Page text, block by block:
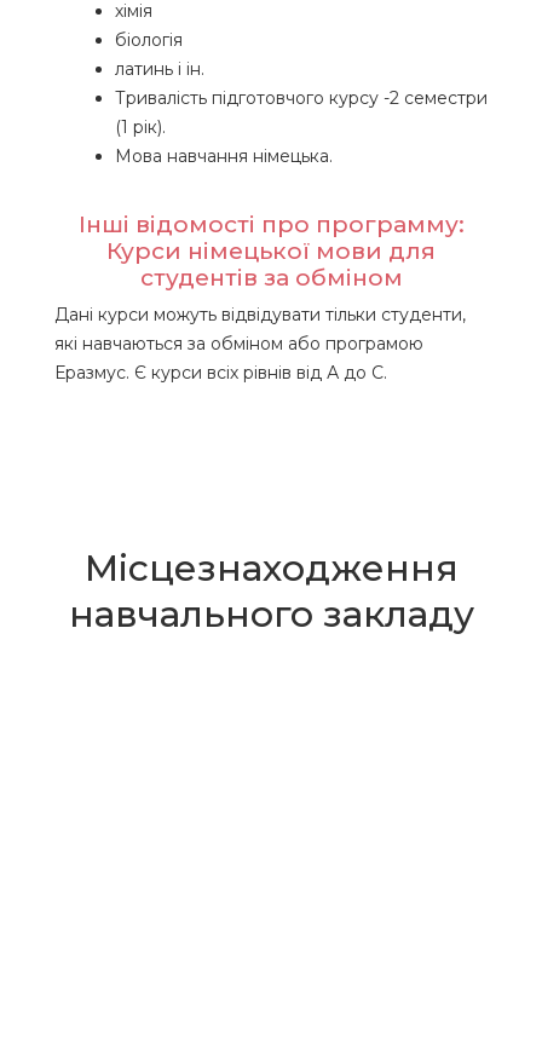
хімія
біологія
латинь і ін.
Тривалість підготовчого курсу -2 семестри
(1 рік).
Мова навчання німецька.
Інші відомості про программу:
Курси німецької мови для
студентів за обміном
Дані курси можуть відвідувати тільки студенти,
які навчаються за обміном або програмою
Еразмус. Є курси всіх рівнів від А до С.
Місцезнаходження
навчального закладу